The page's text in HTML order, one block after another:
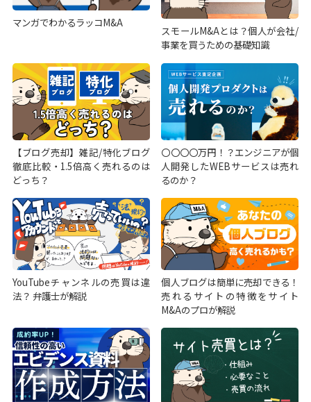
マンガでわかるラッコM&A
スモールM&Aとは？個人が会社/
事業を買うための基礎知識
【ブログ売却】雑記/特化ブログ
徹底比較・1.5倍高く売れるのは
どっち？
〇〇〇〇万円！？エンジニアが個
人開発したWEBサービスは売れ
るのか？
YouTubeチャンネルの売買は違
法？ 弁護士が解説
個人ブログは簡単に売却できる！
売れるサイトの特徴をサイト
M&Aのプロが解説